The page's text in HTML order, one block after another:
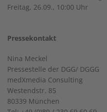
Freitag, 26.09., 10:00 Uhr
Pressekontakt
Nina Meckel
Pressestelle der DGG/ DGGG
medXmedia Consulting
Westendstr. 85
80339 München